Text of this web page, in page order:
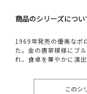
商品のシリーズについ
1969年発売の優美なポ
た。金の唐草模様にブ
れ、食卓を華やかに演出
このシ